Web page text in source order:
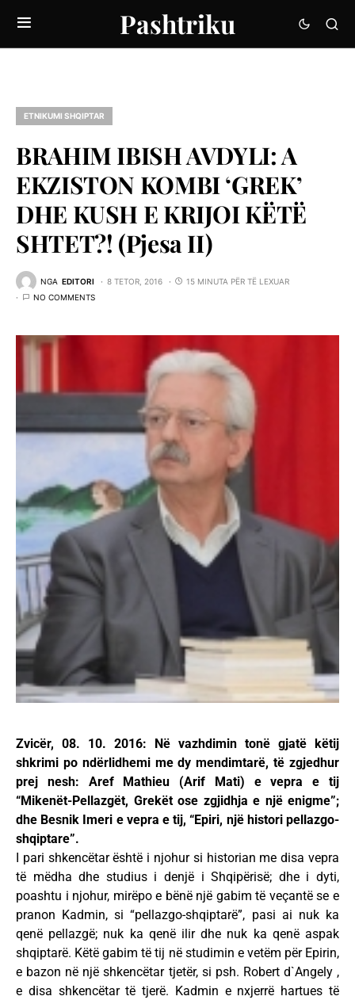
Pashtriku
ETNIKUMI SHQIPTAR
BRAHIM IBISH AVDYLI: A
EKZISTON KOMBI ‘GREK’
DHE KUSH E KRIJOI KËTË
SHTET?! (Pjesa II)
NGA EDITORI 8 TETOR, 2016
15 MINUTA PËR TË LEXUAR
NO COMMENTS
Zvicër, 08. 10. 2016: Në vazhdimin tonë gjatë këtij
shkrimi po ndërlidhemi me dy mendimtarë, të zgjedhur
prej nesh: Aref Mathieu (Arif Mati) e vepra e tij
“Mikenët-Pellazgët, Grekët ose zgjidhja e një enigme”;
dhe Besnik Imeri e vepra e tij, “Epiri, një histori pellazgo-
shqiptare”.
I pari shkencëtar është i njohur si historian me disa vepra
të mëdha dhe studius i denjë i Shqipërisë; dhe i dyti,
poashtu i njohur, mirëpo e bënë një gabim të veçantë se e
pranon Kadmin, si “pellazgo-shqiptarë”, pasi ai nuk ka
qenë pellazgë; nuk ka qenë ilir dhe nuk ka qenë aspak
shqiptarë. Këtë gabim të tij në studimin e vetëm për Epirin,
e bazon në një shkencëtar tjetër, si psh. Robert d`Angely ,
e disa shkencëtar të tjerë. Kadmin e nxjerrë hartues të